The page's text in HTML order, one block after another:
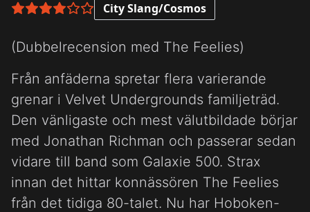
4 av 6 i betyg City Slang/Cosmos
(Dubbelrecension med The Feelies)
Från anfäderna spretar flera varierande
grenar i Velvet Undergrounds familjeträd.
Den vänligaste och mest välutbildade börjar
med Jonathan Richman och passerar sedan
vidare till band som Galaxie 500. Strax
innan det hittar konnässören The Feelies
från det tidiga 80-talet. Nu har Hoboken-